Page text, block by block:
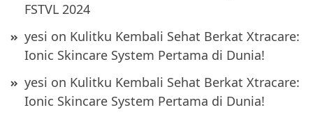
FSTVL 2024
yesi on Kulitku Kembali Sehat Berkat Xtracare:
Ionic Skincare System Pertama di Dunia!
yesi on Kulitku Kembali Sehat Berkat Xtracare:
Ionic Skincare System Pertama di Dunia!